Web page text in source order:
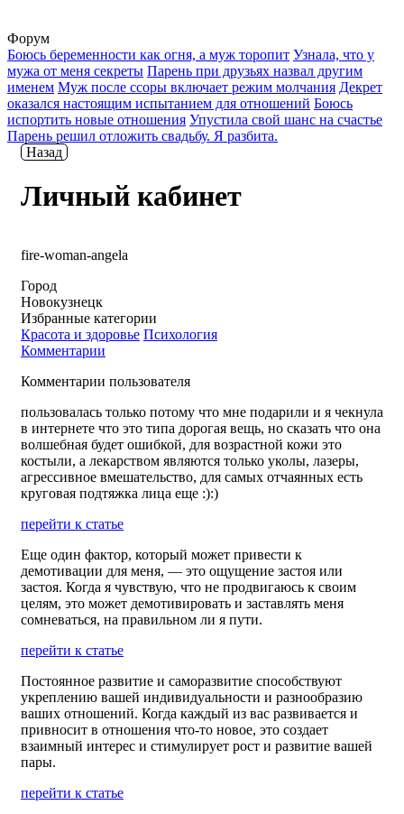
Форум
Боюсь беременности как огня, а муж торопит Узнала, что у
мужа от меня секреты Парень при друзьях назвал другим
именем Муж после ссоры включает режим молчания Декрет
оказался настоящим испытанием для отношений Боюсь
испортить новые отношения Упустила свой шанс на счастье
Парень решил отложить свадьбу. Я разбита.
Назад
Личный кабинет
fire-woman-angela
Город
Новокузнецк
Избранные категории
Красота и здоровье Психология
Комментарии
Комментарии пользователя
пользовалась только потому что мне подарили и я чекнула
в интернете что это типа дорогая вещь, но сказать что она
волшебная будет ошибкой, для возрастной кожи это
костыли, а лекарством являются только уколы, лазеры,
агрессивное вмешательство, для самых отчаянных есть
круговая подтяжка лица еще :):)
перейти к статье
Еще один фактор, который может привести к
демотивации для меня, — это ощущение застоя или
застоя. Когда я чувствую, что не продвигаюсь к своим
целям, это может демотивировать и заставлять меня
сомневаться, на правильном ли я пути.
перейти к статье
Постоянное развитие и саморазвитие способствуют
укреплению вашей индивидуальности и разнообразию
ваших отношений. Когда каждый из вас развивается и
привносит в отношения что-то новое, это создает
взаимный интерес и стимулирует рост и развитие вашей
пары.
перейти к статье